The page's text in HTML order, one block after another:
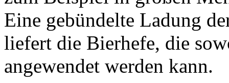
Eine gebündelte Ladung
liefert die Bierhefe, die
angewendet werden kann.